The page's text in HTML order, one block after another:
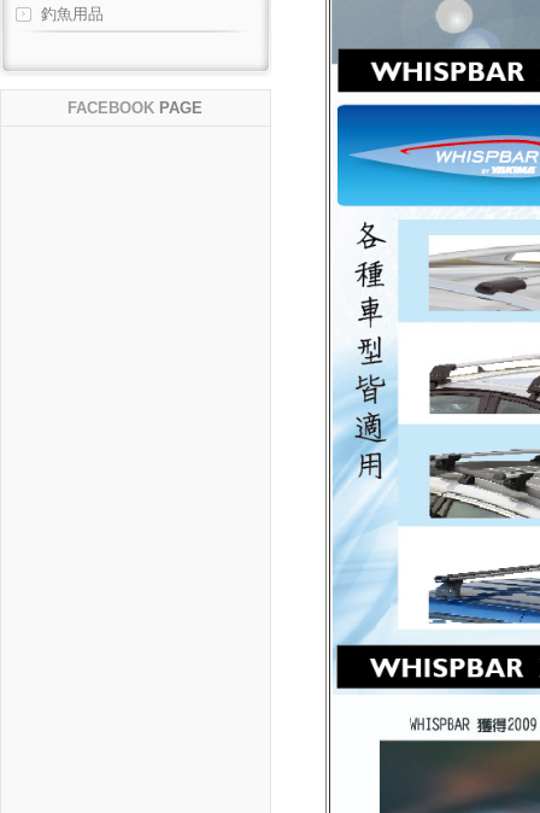
釣魚用品
FACEBOOK PAGE